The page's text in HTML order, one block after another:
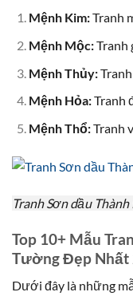
Mệnh Kim:Tranh
Mệnh Mộc:Tranh
Mệnh Thủy:Tranh
Mệnh Hỏa:Tranh
Mệnh Thổ:Tranh
Tranh Sơn dầu
Top 10+ Mẫu
Tường Đẹp Nhất
Dưới đây là những